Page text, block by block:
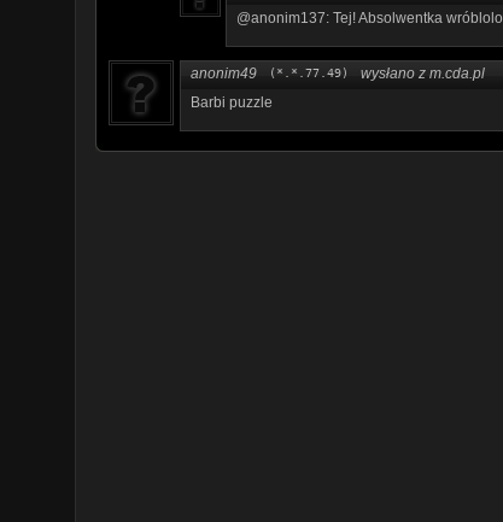
@anonim137: Tej! Absolwentka
anonim49 (*.*.77.49) wysłano z m.cda.pl
Barbi puzzle